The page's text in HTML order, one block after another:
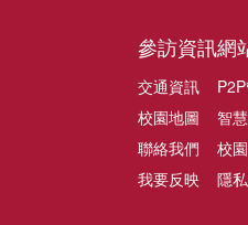
參訪資訊
交通資訊
校園地圖
聯絡我們
我要反映
網
智
校
隱